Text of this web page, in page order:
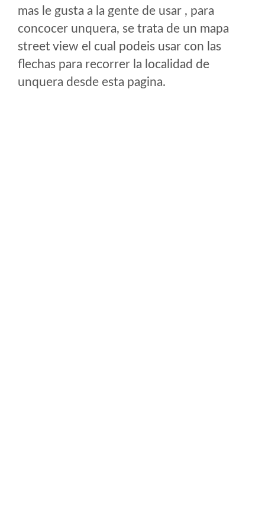
mas le gusta a la gente de usar , para
concocer unquera, se trata de un mapa
street view el cual podeis usar con las
flechas para recorrer la localidad de
unquera desde esta pagina.